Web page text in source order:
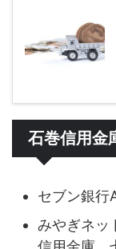
石巻信用金
セブン銀行
みやぎネッ